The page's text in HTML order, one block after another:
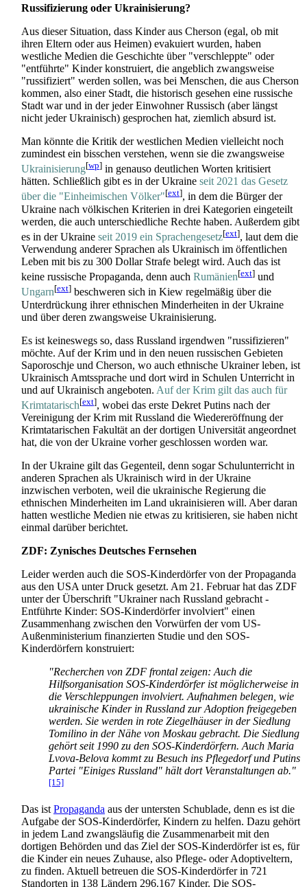
Russifizierung oder Ukrainisierung?
Aus dieser Situation, dass Kinder aus Cherson (egal, ob mit
ihren Eltern oder aus Heimen) evakuiert wurden, haben
westliche Medien die Geschichte über "verschleppte" oder
"entführte" Kinder konstruiert, die angeblich zwangsweise
"russifiziert" werden sollen, was bei Menschen, die aus Cherson
kommen, also einer Stadt, die historisch gesehen eine russische
Stadt war und in der jeder Einwohner Russisch (aber längst
nicht jeder Ukrainisch) gesprochen hat, ziemlich absurd ist.
Man könnte die Kritik der westlichen Medien vielleicht noch
zumindest ein bisschen verstehen, wenn sie die zwangsweise
Ukrainisierung[wp] in genauso deutlichen Worten kritisiert
hätten. Schließlich gibt es in der Ukraine seit 2021 das Gesetz
über die "Einheimischen Völker"[ext], in dem die Bürger der
Ukraine nach völkischen Kriterien in drei Kategorien eingeteilt
werden, die auch unterschiedliche Rechte haben. Außerdem gibt
es in der Ukraine seit 2019 ein Sprachengesetz[ext], laut dem die
Verwendung anderer Sprachen als Ukrainisch im öffentlichen
Leben mit bis zu 300 Dollar Strafe belegt wird. Auch das ist
keine russische Propaganda, denn auch Rumänien[ext] und
Ungarn[ext] beschweren sich in Kiew regelmäßig über die
Unterdrückung ihrer ethnischen Minderheiten in der Ukraine
und über deren zwangsweise Ukrainisierung.
Es ist keineswegs so, dass Russland irgendwen "russifizieren"
möchte. Auf der Krim und in den neuen russischen Gebieten
Saporoschje und Cherson, wo auch ethnische Ukrainer leben, ist
Ukrainisch Amtssprache und dort wird in Schulen Unterricht in
und auf Ukrainisch angeboten. Auf der Krim gilt das auch für
Krimtatarisch[ext], wobei das erste Dekret Putins nach der
Vereinigung der Krim mit Russland die Wiedereröffnung der
Krimtatarischen Fakultät an der dortigen Universität angeordnet
hat, die von der Ukraine vorher geschlossen worden war.
In der Ukraine gilt das Gegenteil, denn sogar Schulunterricht in
anderen Sprachen als Ukrainisch wird in der Ukraine
inzwischen verboten, weil die ukrainische Regierung die
ethnischen Minderheiten im Land ukrainisieren will. Aber daran
hatten westliche Medien nie etwas zu kritisieren, sie haben nicht
einmal darüber berichtet.
ZDF: Zynisches Deutsches Fernsehen
Leider werden auch die SOS-Kinderdörfer von der Propaganda
aus den USA unter Druck gesetzt. Am 21. Februar hat das ZDF
unter der Überschrift "Ukrainer nach Russland gebracht -
Entführte Kinder: SOS-Kinderdörfer involviert" einen
Zusammenhang zwischen den Vorwürfen der vom US-
Außenministerium finanzierten Studie und den SOS-
Kinderdörfern konstruiert:
"Recherchen von ZDF frontal zeigen: Auch die
Hilfsorganisation SOS-Kinderdörfer ist möglicherweise in
die Verschleppungen involviert. Aufnahmen belegen, wie
ukrainische Kinder in Russland zur Adoption freigegeben
werden. Sie werden in rote Ziegelhäuser in der Siedlung
Tomilino in der Nähe von Moskau gebracht. Die Siedlung
gehört seit 1990 zu den SOS-Kinderdörfern. Auch Maria
Lvova-Belova kommt zu Besuch ins Pflegedorf und Putins
Partei "Einiges Russland" hält dort Veranstaltungen ab."
[15]
Das istPropaganda aus der untersten Schublade, denn es ist die
Aufgabe der SOS-Kinderdörfer, Kindern zu helfen. Dazu gehört
in jedem Land zwangsläufig die Zusammenarbeit mit den
dortigen Behörden und das Ziel der SOS-Kinderdörfer ist es, für
die Kinder ein neues Zuhause, also Pflege- oder Adoptiv­eltern,
zu finden. Aktuell betreuen die SOS-Kinderdörfer in 721
Standorten in 138 Ländern 296.167 Kinder. Die SOS-